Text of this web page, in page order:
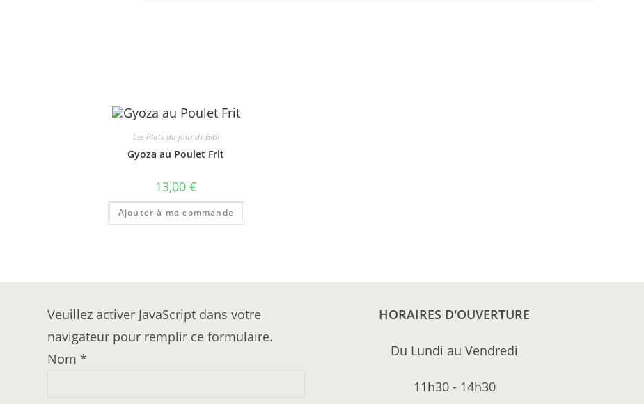
Les Plats du jour de Bibi
Gyoza au Poulet Frit
13,00 €
Ajouter à ma commande
Veuillez activer JavaScript dans votre
navigateur pour remplir ce formulaire.
Nom *
HORAIRES D'OUVERTURE
Du Lundi au Vendredi
11h30 - 14h30